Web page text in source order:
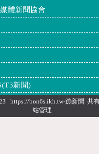
體新聞協會
新聞)
https://bon6s.ikh.tw-蹦新聞 共
站管理